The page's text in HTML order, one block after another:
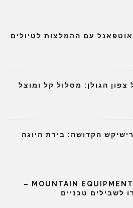
עם ההמלצות לטיולים
הגולן: מסלול קל ומוצל
הקדושה: בירת היוגה
מבחן שטח: MOUNTAIN EQUIPMENT COMICI –
לשבילים טכניים